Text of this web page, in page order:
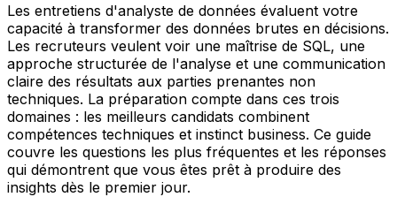
Les entretiens d'analyste de données évaluent votre
capacité à transformer des données brutes en décisions.
Les recruteurs veulent voir une maîtrise de SQL, une
approche structurée de l'analyse et une communication
claire des résultats aux parties prenantes non
techniques. La préparation compte dans ces trois
domaines : les meilleurs candidats combinent
compétences techniques et instinct business. Ce guide
couvre les questions les plus fréquentes et les réponses
qui démontrent que vous êtes prêt à produire des
insights dès le premier jour.